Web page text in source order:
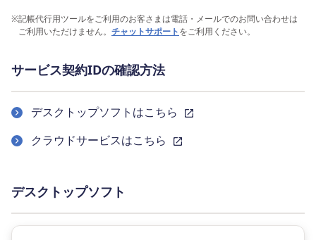
※記帳代行用ツールをご利用のお客さまは電話・メールでのお問い合わせは
ご利用いただけません。 チャットサポートをご利用ください。
サービス契約IDの確認方法
デスクトップソフトはこちら
クラウドサービスはこちら
デスクトップソフト